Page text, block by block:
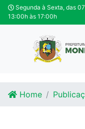
Ir para o conteúdo
Ir para o fim do
Segunda à Sexta, das
13:00h às 17:00h
Home